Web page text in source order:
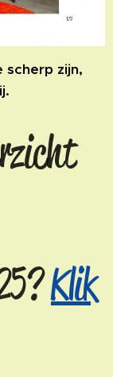
zijn,
Klik